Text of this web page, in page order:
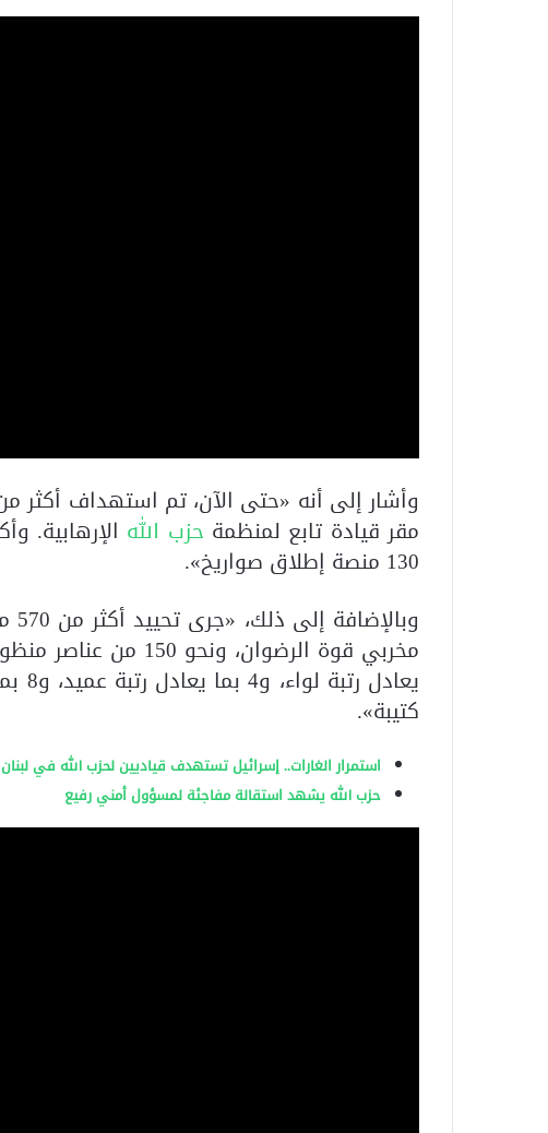
مقر قيادة تابع لمنظمة حزب الله
130 منصة إطلاق صواريخ».
وبالإضافة إلى ذلك، «جرى تحييد أكثر من 570 مخربًا من
كتيبة».
استمرار الغارات.. إسرائيل تستهدف قياديين لحزب الله في لبنان
حزب الله يشهد استقالة مفاجئة لمسؤول أمني رفيع